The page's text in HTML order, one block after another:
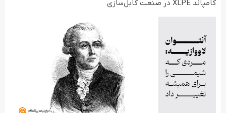
کامپاند XLPE در صنعت کابل‌سازی